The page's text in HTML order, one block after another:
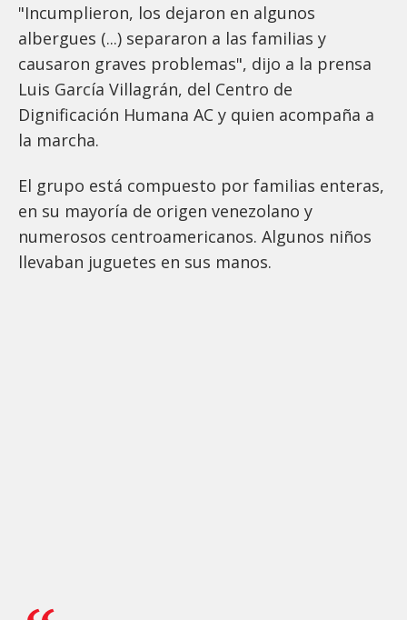
"Incumplieron, los dejaron en algunos
albergues (...) separaron a las familias y
causaron graves problemas", dijo a la prensa
Luis García Villagrán, del Centro de
Dignificación Humana AC y quien acompaña a
la marcha.
El grupo está compuesto por familias enteras,
en su mayoría de origen venezolano y
numerosos centroamericanos. Algunos niños
llevaban juguetes en sus manos.